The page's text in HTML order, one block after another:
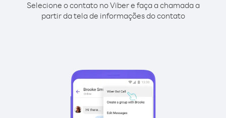
Selecione o contato no Viber e faça a chamada a
partir da tela de informações do contato